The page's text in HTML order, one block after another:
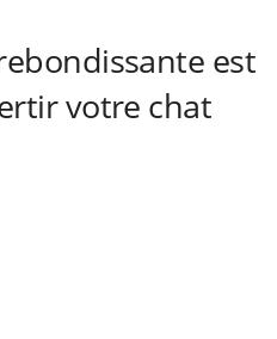
est
votre chat